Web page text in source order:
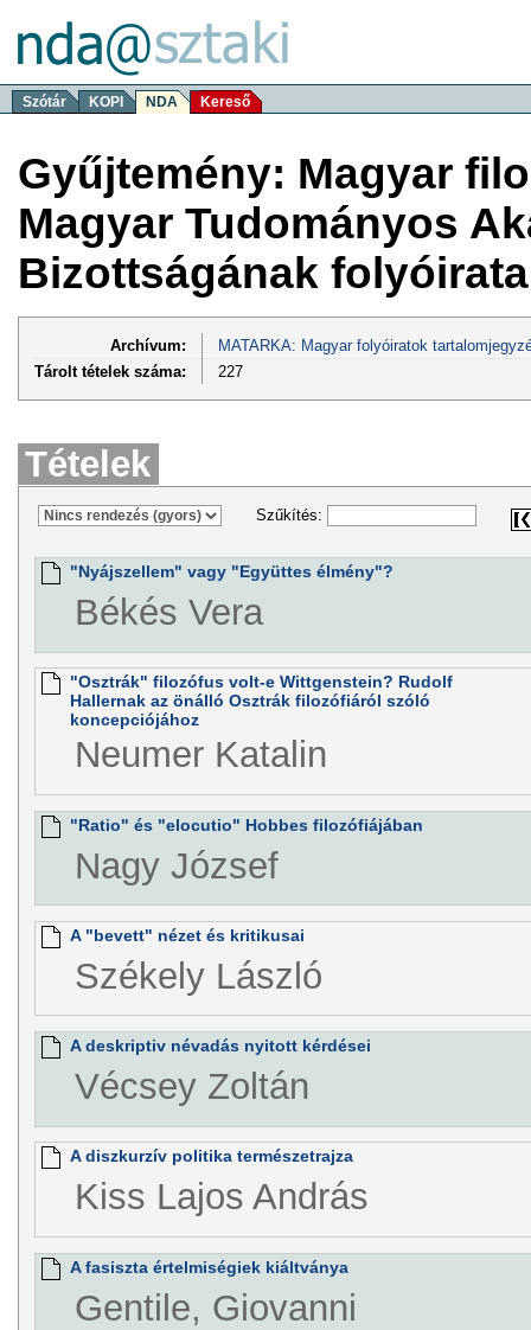
Szótár KOPI NDA Kereső
Gyűjtemény: Magyar
Magyar Tudományos
Bizottságának folyóirata
Archívum:
MATARKA: Magyar folyóiratok
Tárolt tételek száma:
227
Tételek
Szűkítés:
"Nyájszellem" vagy "Együttes élmény"?
Békés Vera
"Osztrák" filozófus volt-e Wittgenstein? Rudolf
Hallernak az önálló Osztrák filozófiáról szóló
koncepciójához
Neumer Katalin
"Ratio" és "elocutio" Hobbes filozófiájában
Nagy József
A "bevett" nézet és kritikusai
Székely László
A deskriptiv névadás nyitott kérdései
Vécsey Zoltán
A diszkurzív politika természetrajza
Kiss Lajos András
A fasiszta értelmiségiek kiáltványa
Gentile, Giovanni